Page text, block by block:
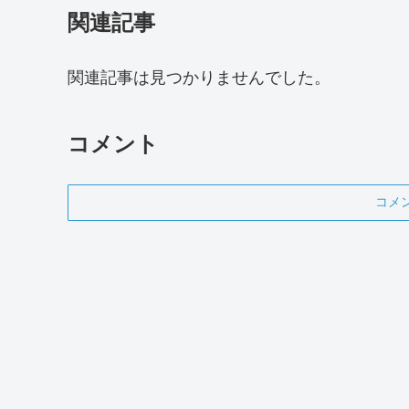
関連記事
関連記事は見つかりませんでした。
コメント
コメ